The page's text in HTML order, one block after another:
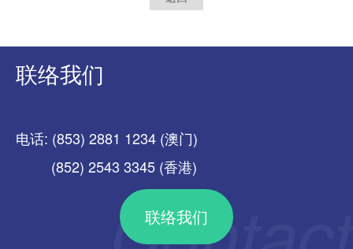
联络我们
电话: (853) 2881 1234 (澳门)
(852) 2543 3345 (香港)
联络我们